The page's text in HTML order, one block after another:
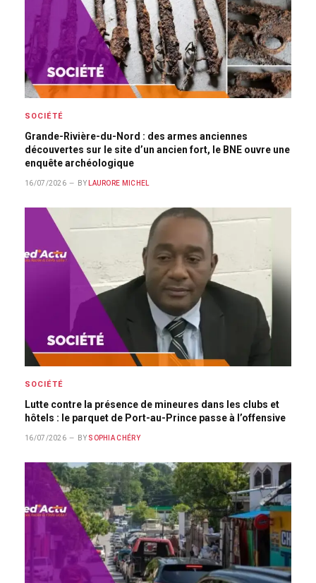
SOCIÉTÉ
Grande-Rivière-du-Nord : des armes anciennes
découvertes sur le site d’un ancien fort, le BNE ouvre une
enquête archéologique
16/07/2026 BY LAURORE MICHEL
SOCIÉTÉ
Lutte contre la présence de mineures dans les clubs et
hôtels : le parquet de Port-au-Prince passe à l’offensive
16/07/2026 BY SOPHIA CHÉRY